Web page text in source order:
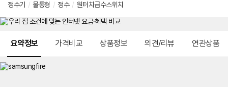
정수기 / 물통형 / 정수 / 원터치급수스위치
요약정보 가격비교 상품정보 의견/리뷰 연관상품